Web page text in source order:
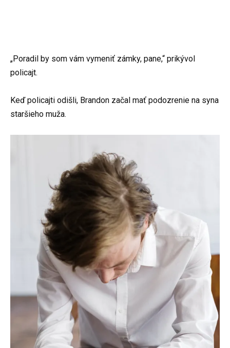
„Poradil by som vám vymeniť zámky, pane,“ prikývol
policajt.
Keď policajti odišli, Brandon začal mať podozrenie na syna
staršieho muža.